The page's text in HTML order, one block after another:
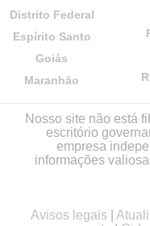
Distrito Federal
Espírito Santo
Goiás
Maranhão
Nosso site não está
escritório
empresa
informações
Avisos legais